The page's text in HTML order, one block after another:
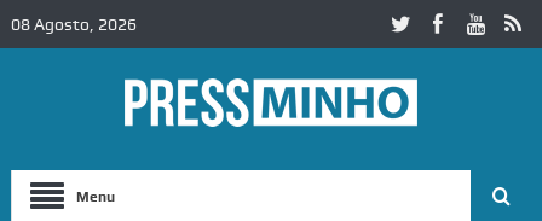
08 Agosto, 2026
Menu